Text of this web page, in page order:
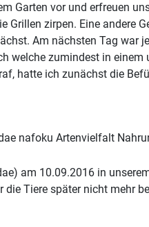
Garten vor und erfreuen
Grillen zirpen. Eine andere
Am nächsten Tag war
welche zumindest in einem
hatte ich zunächst die
am 10.09.2016 in
Tiere später nicht mehr